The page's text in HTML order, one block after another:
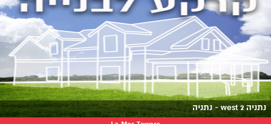
נתניה west 2 - נתניה